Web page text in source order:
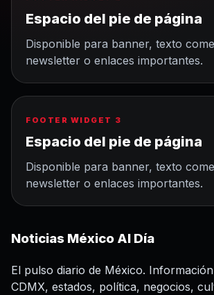
Espacio del pie de página
Disponible para banner, texto
newsletter o enlaces importantes.
FOOTER WIDGET 3
Espacio del pie de página
Disponible para banner, texto
newsletter o enlaces importantes.
Noticias México Al Día
El pulso diario de México.
CDMX, estados, política, negocios,